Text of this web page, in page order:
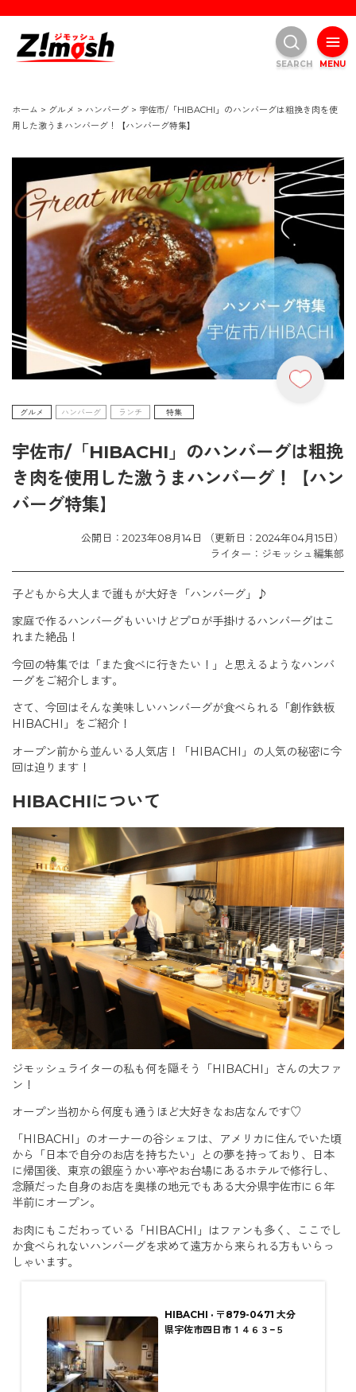
ホーム > グルメ > ハンバーグ > 宇佐市/「HIBACHI」のハンバーグは粗挽き肉を使
用した激うまハンバーグ！【ハンバーグ特集】
グルメ ハンバーグ ランチ 特集
宇佐市/「HIBACHI」のハンバーグは粗挽
き肉を使用した激うまハンバーグ！【ハン
バーグ特集】
公開日：2023年08月14日 （更新日：2024年04月15日）
ライター：ジモッシュ編集部
子どもから大人まで誰もが大好き「ハンバーグ」♪
家庭で作るハンバーグもいいけどプロが手掛けるハンバーグはこ
れまた絶品！
今回の特集では「また食べに行きたい！」と思えるようなハンバ
ーグをご紹介します。
さて、今回はそんな美味しいハンバーグが食べられる「創作鉄板
HIBACHI」をご紹介！
オープン前から並んいる人気店！「HIBACHI」の人気の秘密に今
回は迫ります！
HIBACHIについて
ジモッシュライターの私も何を隠そう「HIBACHI」さんの大ファ
ン！
オープン当初から何度も通うほど大好きなお店なんです♡
「HIBACHI」のオーナーの谷シェフは、アメリカに住んでいた頃
から「日本で自分のお店を持ちたい」との夢を持っており、日本
に帰国後、東京の銀座うかい亭やお台場にあるホテルで修行し、
念願だった自身のお店を奥様の地元でもある大分県宇佐市に６年
半前にオープン。
お肉にもこだわっている「HIBACHI」はファンも多く、ここでし
か食べられないハンバーグを求めて遠方から来られる方もいらっ
しゃいます。
HIBACHI · 〒879-0471 大分
県宇佐市四日市１４６３−５
MENU
SEARCH